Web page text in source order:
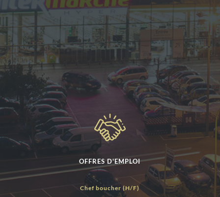
OFFRES D'EMPLOI
Chef boucher (H/F)